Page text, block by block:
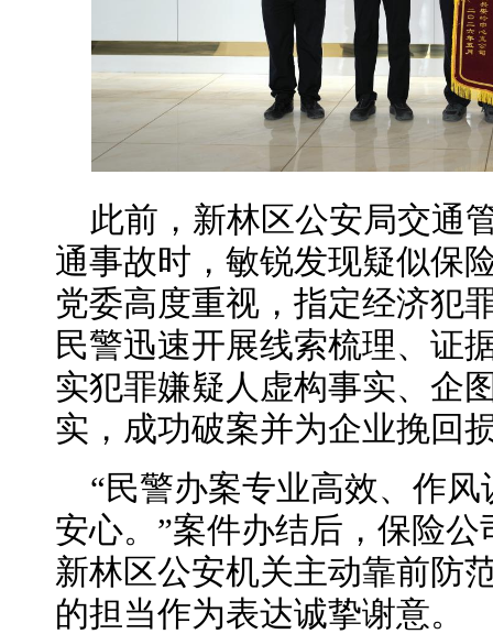
此前，新林区公安局交通
通事故时，敏锐发现疑似保
党委高度重视，指定经济犯
民警迅速开展线索梳理、证
实犯罪嫌疑人虚构事实、企
实，成功破案并为企业挽回
“民警办案专业高效、作
安心。”案件办结后，保险
新林区公安机关主动靠前防
的担当作为表达诚挚谢意。